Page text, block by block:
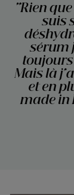
"Rien
suis
sérum
Mais là
et en
made in